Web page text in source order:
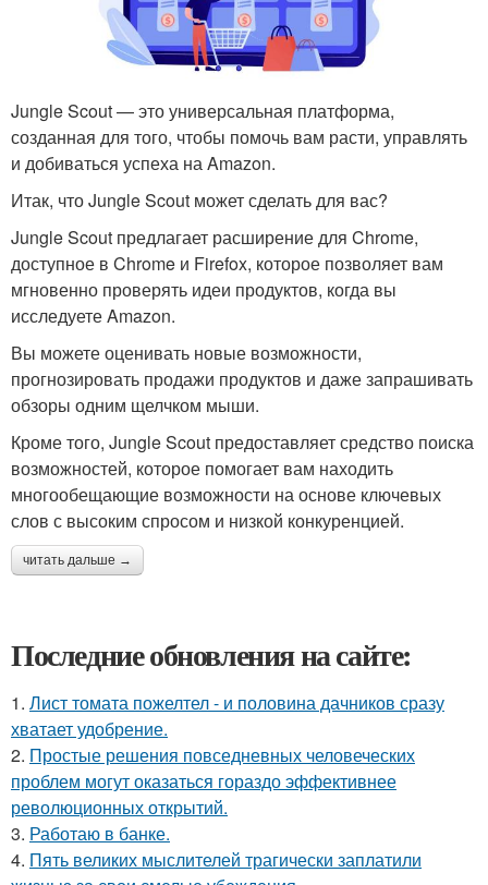
Jungle Scout — это универсальная платформа,
созданная для того, чтобы помочь вам расти, управлять
и добиваться успеха на Amazon.
Итак, что Jungle Scout может сделать для вас?
Jungle Scout предлагает расширение для Chrome,
доступное в Chrome и Firefox, которое позволяет вам
мгновенно проверять идеи продуктов, когда вы
исследуете Amazon.
Вы можете оценивать новые возможности,
прогнозировать продажи продуктов и даже запрашивать
обзоры одним щелчком мыши.
Кроме того, Jungle Scout предоставляет средство поиска
возможностей, которое помогает вам находить
многообещающие возможности на основе ключевых
слов с высоким спросом и низкой конкуренцией.
читать дальше →
Последние обновления на сайте:
1. Лист томата пожелтел - и половина дачников сразу
хватает удобрение.
2. Простые решения повседневных человеческих
проблем могут оказаться гораздо эффективнее
революционных открытий.
3. Работаю в банке.
4. Пять великих мыслителей трагически заплатили